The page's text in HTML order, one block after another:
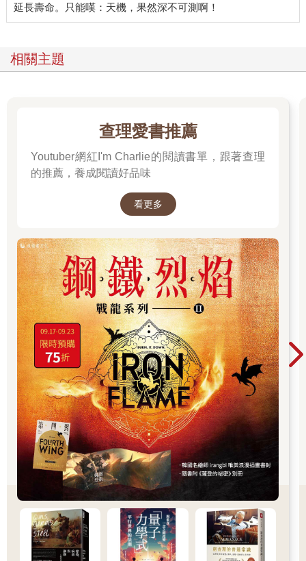
相關主題
查理愛書推薦
Youtuber網紅I'm Charlie的閱讀書單，跟著查理
的推薦，養成閱讀好品味
看更多